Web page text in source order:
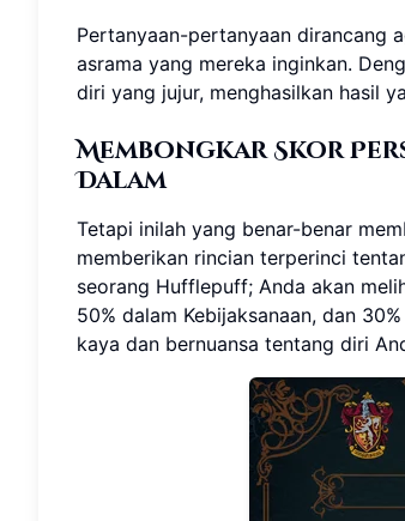
Pertanyaan-pertanyaan dirancang
asrama yang mereka inginkan.
diri yang jujur, menghasilkan hasil
Membongkar Skor
Dalam
Tetapi inilah yang benar-benar
memberikan rincian terperinci
seorang Hufflepuff; Anda akan
50% dalam Kebijaksanaan, dan
kaya dan bernuansa tentang diri